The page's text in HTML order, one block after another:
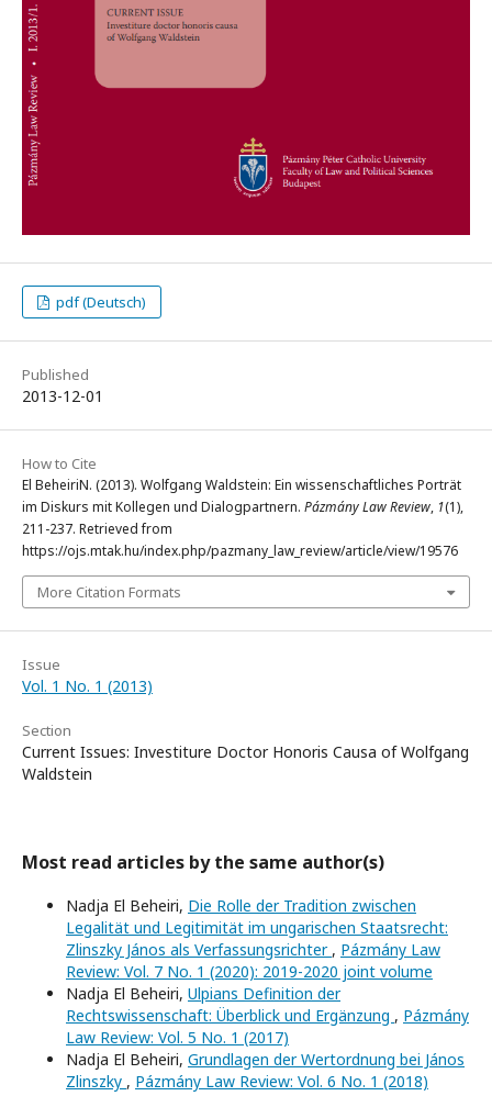
pdf (Deutsch)
Published
2013-12-01
How to Cite
El BeheiriN. (2013). Wolfgang Waldstein: Ein wissenschaftliches Porträt
im Diskurs mit Kollegen und Dialogpartnern. Pázmány Law Review, 1(1),
211-237. Retrieved from
https://ojs.mtak.hu/index.php/pazmany_law_review/article/view/19576
More Citation Formats
Issue
Vol. 1 No. 1 (2013)
Section
Current Issues: Investiture Doctor Honoris Causa of Wolfgang
Waldstein
Most read articles by the same author(s)
Nadja El Beheiri, Die Rolle der Tradition zwischen
Legalität und Legitimität im ungarischen Staatsrecht:
Zlinszky János als Verfassungsrichter , Pázmány Law
Review: Vol. 7 No. 1 (2020): 2019-2020 joint volume
Nadja El Beheiri, Ulpians Definition der
Rechtswissenschaft: Überblick und Ergänzung , Pázmány
Law Review: Vol. 5 No. 1 (2017)
Nadja El Beheiri, Grundlagen der Wertordnung bei János
Zlinszky , Pázmány Law Review: Vol. 6 No. 1 (2018)